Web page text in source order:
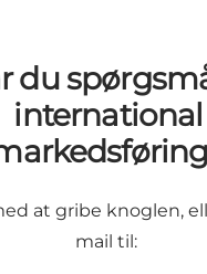
du
international
at gribe knoglen,
mail til: